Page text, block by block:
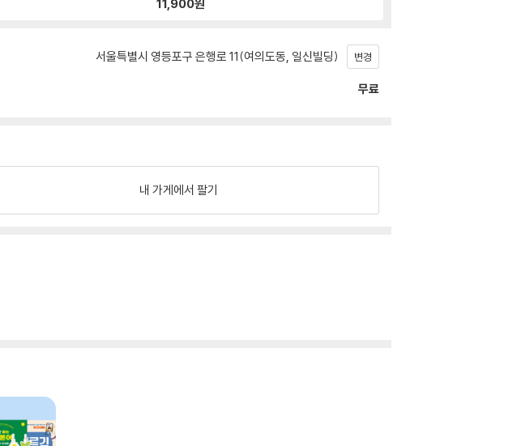
11,900원
서울특별시 영등포구 은행로 11(여의도동, 일신빌딩) 변경
무료
내 가게에서 팔기